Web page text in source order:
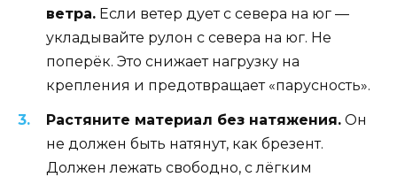
ветра. Если ветер дует с севера на юг —
укладывайте рулон с севера на юг. Не
поперёк. Это снижает нагрузку на
крепления и предотвращает «парусность».
Растяните материал без натяжения. Он
не должен быть натянут, как брезент.
Должен лежать свободно, с лёгким